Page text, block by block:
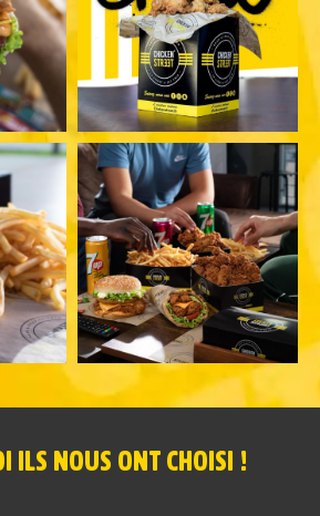
ILS NOUS ONT CHOISI !